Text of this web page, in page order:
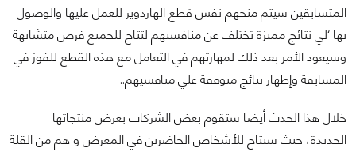
المتسابقين سيتم منحهم نفس قطع الهاردوير للعمل عليها والوصول
بها ‘لي نتائج مميزة تختلف عن منافسيهم لتتاح للجميع فرص متشابهة
وسيعود الأمر بعد ذلك لمهارتهم في التعامل مع هذه القطع للفوز في
المسابقة وإظهار نتائج متوفقة علي منافسيهم..
خلال هذا الحدث أيضا ستقوم بعض الشركات بعرض منتجاتها
الجديدة، حيث سيتاح للأشخاص الحاضرين في المعرض و هم من القلة